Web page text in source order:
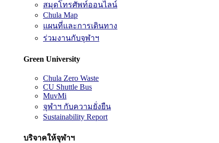
สมุดโทรศัพท์ออนไลน์
Chula Map
แผนที่และการเดินทาง
ร่วมงานกับจุฬาฯ
Green University
Chula Zero Waste
CU Shuttle Bus
MuvMi
จุฬาฯ กับความยั่งยืน
Sustainability Report
บริจาคให้จุฬาฯ